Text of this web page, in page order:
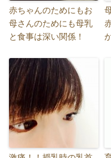
赤ちゃんのためにもお
母さんのためにも母乳
と食事は深い関係！